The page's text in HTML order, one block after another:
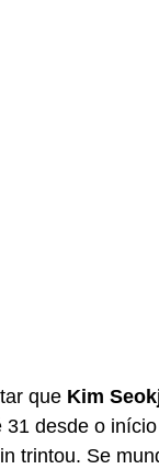
que Kim
31 desde o
trintou. Se